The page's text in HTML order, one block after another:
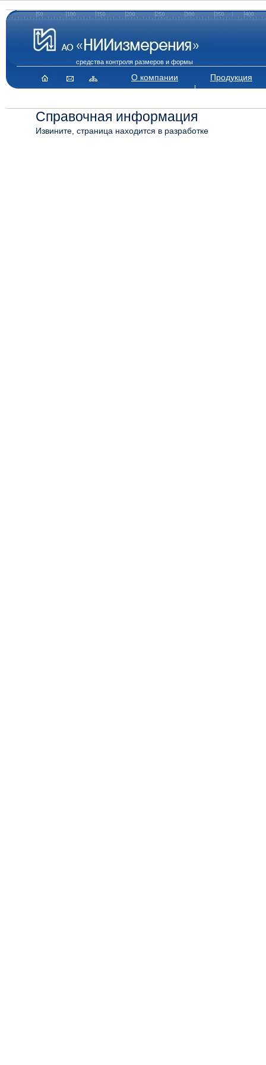
средства контроля размеров и формы
О компании Продукция
Cправочная информация
Извините, страница находится в разработке